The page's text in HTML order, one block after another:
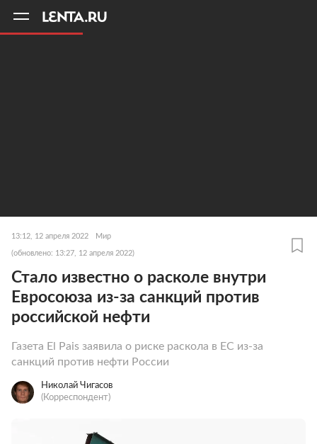
13:12, 12 апреля 2022 Мир
(обновлено: 13:27, 12 апреля 2022)
Стало известно о расколе внутри
Евросоюза из-за санкций против
российской нефти
Газета El Pais заявила о риске раскола в ЕС из-за
санкций против нефти России
Николай Чигасов
(Корреспондент)